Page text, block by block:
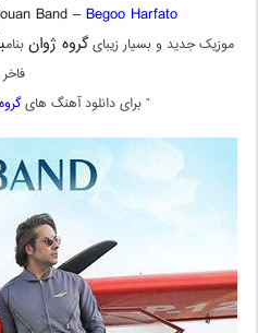
Band –Begoo Harfato
موزیک جدید و بسیار زیبایگروه ژوانبنام
فاخر
” برای دانلود آهنگ های